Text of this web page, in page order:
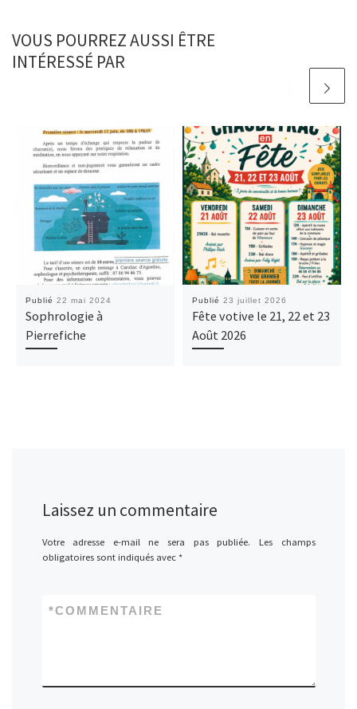
VOUS POURREZ AUSSI ÊTRE
INTÉRESSÉ PAR
Publié 22 mai 2024
Sophrologie à
Pierrefiche
Publié 23 juillet 2026
Fête votive le 21, 22 et 23
Août 2026
Laissez un commentaire
Votre adresse e-mail ne sera pas publiée.
Les champs
obligatoires sont indiqués avec *
COMMENTAIRE
*